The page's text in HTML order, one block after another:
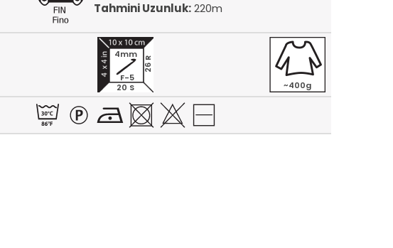
Tahmini Uzunluk:220m
20 S
26 R
4mm
F-5
~400g